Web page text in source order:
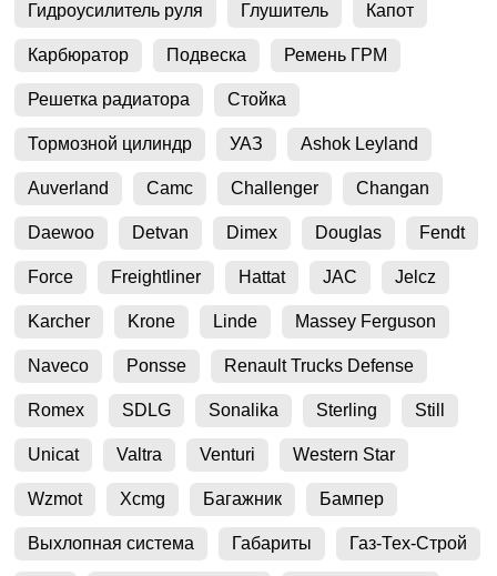
Гидроусилитель руля Глушитель Капот
Карбюратор Подвеска Ремень ГРМ
Решетка радиатора Стойка
Тормозной цилиндр УАЗ Ashok Leyland
Auverland Camc Challenger Changan
Daewoo Detvan Dimex Douglas Fendt
Force Freightliner Hattat JAC Jelcz
Karcher Krone Linde Massey Ferguson
Naveco Ponsse Renault Trucks Defense
Romex SDLG Sonalika Sterling Still
Unicat Valtra Venturi Western Star
Wzmot Xcmg Багажник Бампер
Выхлопная система Габариты Газ-Тех-Строй